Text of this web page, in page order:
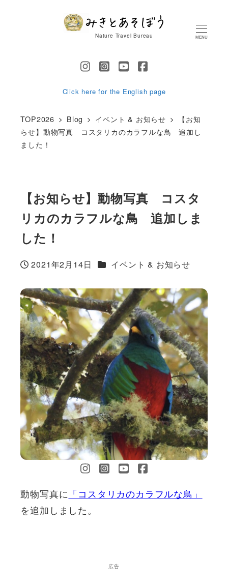
Nature Travel Bureau MENU
Click here for the English page
TOP2026 Blog イベント & お知らせ
【お知
らせ】動物写真 コスタリカのカラフルな鳥 追加し
ました！
【お知らせ】動物写真 コスタ
リカのカラフルな鳥 追加しま
した！
投稿日
2021年2月14日 カテゴリー
イベント & お知らせ
動物写真に 「コスタリカのカラフルな鳥」
を追加しました。
広告